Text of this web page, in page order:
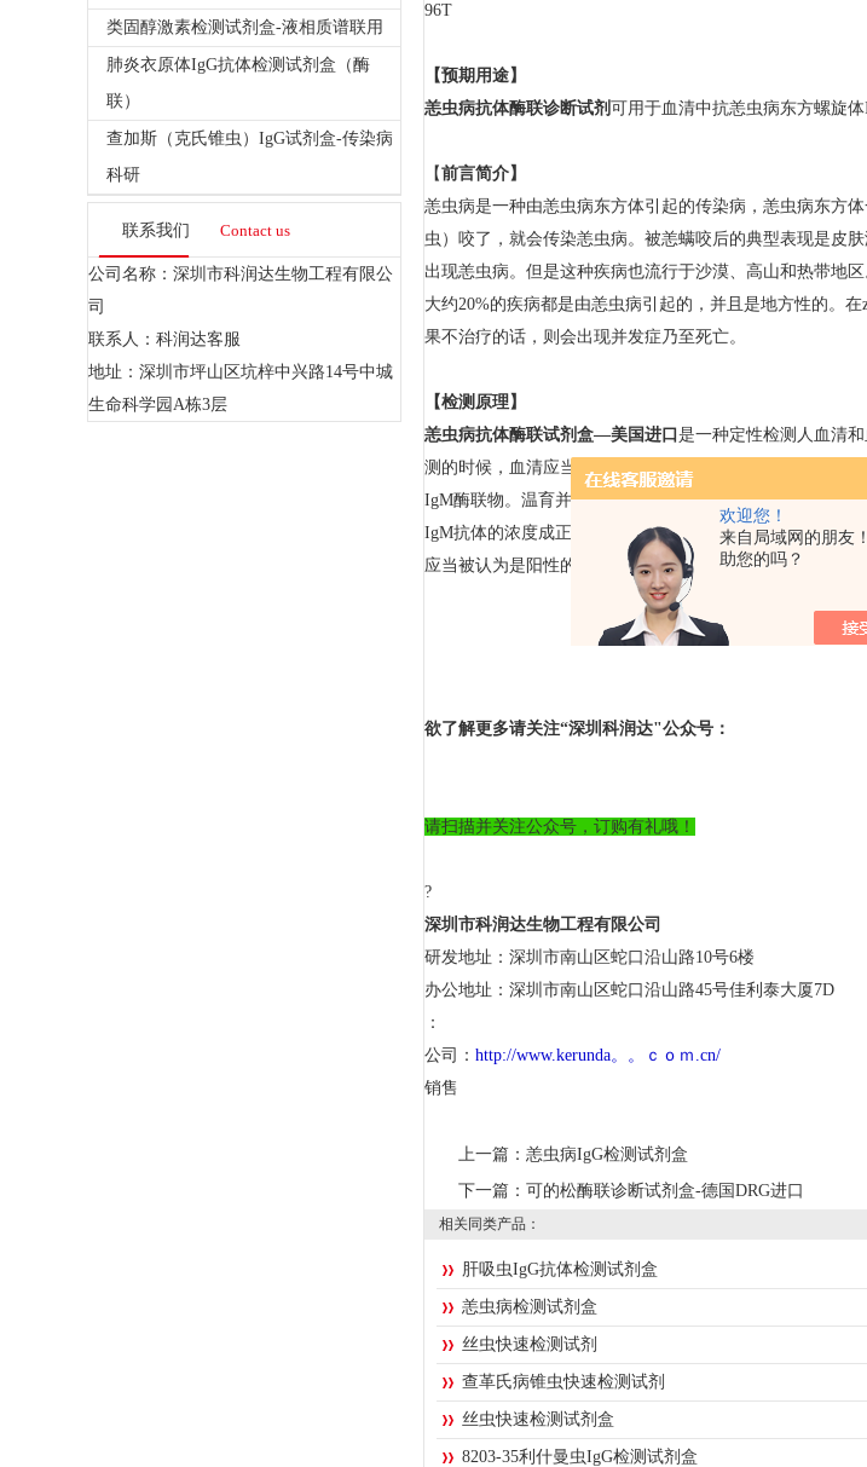
欢迎您！
来自局域网的朋友
助您的吗？
类固醇激素检测试剂盒-液相质谱联用
肺炎衣原体IgG抗体检测试剂盒（酶
联）
查加斯（克氏锥虫）IgG试剂盒-传染病
科研
联系我们 Contact us
公司名称：深圳市科润达生物工程有限公
司
联系人：科润达客服
地址：深圳市坪山区坑梓中兴路14号中城
生命科学园A栋3层
96T
【预期用途】
恙虫病抗体酶联诊断试剂 可用于血清中抗恙虫病东方螺旋
【前言简介】
恙虫病是一种由恙虫病东方体引起的传染病，恙虫病东方
虫）咬了，就会传染恙虫病。被恙螨咬后的典型表现是皮
出现恙虫病。但是这种疾病也流行于沙漠、高山和热带地
大约20%的疾病都是由恙虫病引起的，并且是地方性的。
果不治疗的话，则会出现并发症乃至死亡。
【检测原理】
恙虫病抗体酶联试剂盒—美国进口 是一种定性检测人血清
测的时候，血清应当用Inbios的样品稀释液稀释后再加入
IgM酶联物。温育并洗板，再向微孔中加入TMB底物液并
IgM抗体的浓度成正比。阴性质控和弱阳性质控以内在质
应当被认为是阳性的。
欲了解更多请关注“深圳科润达"公众号：
请扫描并关注公众号，订购有礼哦！
?
深圳市科润达生物工程有限公司
研发地址：深圳市南山区蛇口沿山路10号6楼
办公地址：深圳市南山区蛇口沿山路45号佳利泰大厦7D
：
公司： http://www.kerunda。。ｃｏｍ.cn/
销售
上一篇： 恙虫病IgG检测试剂盒
下一篇： 可的松酶联诊断试剂盒-德国DRG进口
相关同类产品：
肝吸虫IgG抗体检测试剂盒
恙虫病检测试剂盒
丝虫快速检测试剂
查革氏病锥虫快速检测试剂
丝虫快速检测试剂盒
8203-35利什曼虫IgG检测试剂盒